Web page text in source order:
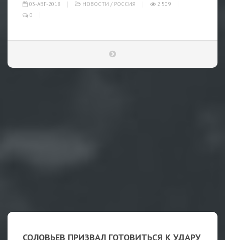
03-АВГ-2018 НОВОСТИ / РОССИЯ
2 509
0
СОЛОВЬЕВ ПРИЗВАЛ ГОТОВИТЬСЯ К УДАРУ